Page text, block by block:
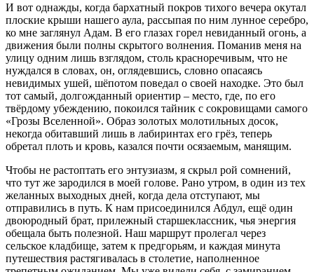
И вот однажды, когда бархатный покров тихого вечера окутал
плоские крыши нашего аула, рассыпая по ним лунное серебро,
ко мне заглянул Адам. В его глазах горел невиданный огонь, а
движения были полны скрытого волнения. Поманив меня на
улицу одним лишь взглядом, столь красноречивым, что не
нуждался в словах, он, оглядевшись, словно опасаясь
невидимых ушей, шёпотом поведал о своей находке. Это был
тот самый, долгожданный ориентир – место, где, по его
твёрдому убеждению, покоился тайник с сокровищами самого
«Грозы Вселенной». Образ золотых молотильных досок,
некогда обитавший лишь в лабиринтах его грёз, теперь
обретал плоть и кровь, казался почти осязаемым, манящим.
Чтобы не растоптать его энтузиазм, я скрыл рой сомнений,
что тут же зародился в моей голове. Рано утром, в один из тех
желанных выходных дней, когда дела отступают, мы
отправились в путь. К нам присоединился Абдул, ещё один
двоюродный брат, прилежный старшеклассник, чья энергия
обещала быть полезной. Наш маршрут пролегал через
сельское кладбище, затем к предгорьям, и каждая минута
путешествия растягивалась в столетие, наполненное